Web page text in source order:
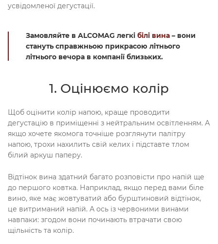
усвідомленої дегустації.
Замовляйте в ALCOMAG легкі білі вина – вони
стануть справжньою прикрасою літнього
літнього вечора в компанії близьких.
1. Оцінюємо колір
Щоб оцінити колір напою, краще проводити
дегустацію в приміщенні з нейтральним освітленням. А
якщо хочете якомога точніше розглянути палітру
напою, трохи нахилить свій келих і підставте тлом
білий аркуш паперу.
Відтінок вина здатний багато розповісти про напій ще
до першого ковтка. Наприклад, якщо перед вами біле
вино, яке має жовтуватий або бурштиновий відтінок,
це витриманий напій. А ось із червоними винами
навпаки: згодом вони починають втрачати свою
щільність та колір.